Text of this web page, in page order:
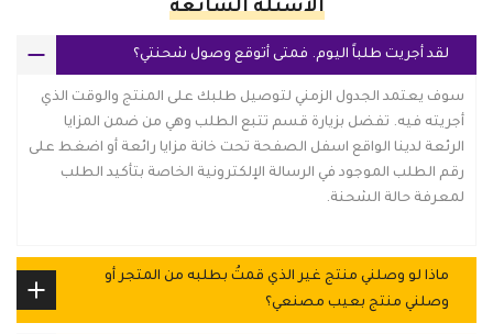
الأسئلة الشائعة
لقد أجريت طلباً اليوم. فمتى أتوقع وصول شحنتي؟
سوف يعتمد الجدول الزمني لتوصيل طلبك على المنتج والوقت الذي
أجريته فيه. تفضل بزيارة قسم تتبع الطلب وهي من ضمن المزايا
الرئعة لدينا الواقع اسفل الصفحة تحت خانة مزايا رائعة أو اضغط على
رقم الطلب الموجود في الرسالة الإلكترونية الخاصة بتأكيد الطلب
لمعرفة حالة الشحنة.
ماذا لو وصلني منتج غير الذي قمتُ بطلبه من المتجر أو
وصلني منتج بعيب مصنعي؟